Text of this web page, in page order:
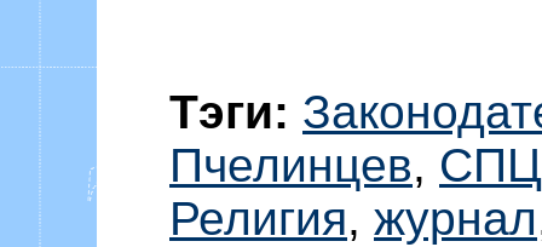
Тэги:
Пчелинцев, СПЦ
Религия, журнал